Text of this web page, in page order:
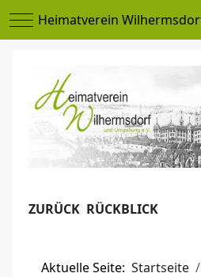
Mobile Menu Toggle
Heimatverein
ZURÜCK RÜCKBLICK
Aktuelle Seite:Startseite